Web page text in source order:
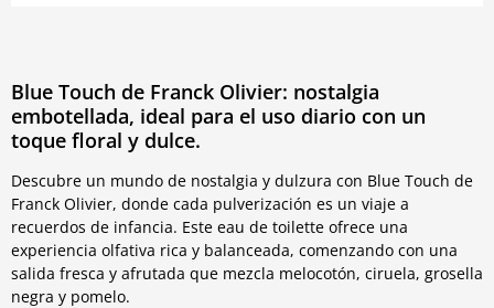
Blue Touch de Franck Olivier: nostalgia
embotellada, ideal para el uso diario con un
toque floral y dulce.
Descubre un mundo de nostalgia y dulzura con Blue Touch de
Franck Olivier, donde cada pulverización es un viaje a
recuerdos de infancia. Este eau de toilette ofrece una
experiencia olfativa rica y balanceada, comenzando con una
salida fresca y afrutada que mezcla melocotón, ciruela, grosella
negra y pomelo.